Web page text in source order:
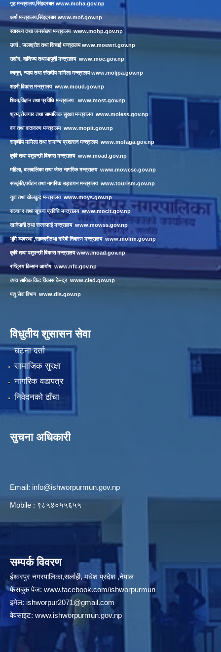
गृह मन्त्रालय,सिंहदरबारwww.moha.gov.np
अर्थ मन्त्रालय,सिंहदरबारwww.mof.gov.np
स्वास्थ्य तथा जनसंख्या मन्त्रालयwww.mohp.gov.np
उर्जा , जलश्रोत तथा सिचाई मन्त्रालयwww.moewri.gov.np
उद्योग, वाणिज्य तथाआपुर्ती मन्त्रालय www.moc.gov.np
कानून, न्याय तथा संसदीय मामिला मन्त्रालयwww.moljpa.gov.np
शहरी विकास मन्त्रालयwww.moud.gov.np
शिक्षा,विज्ञान तथा प्रविधि मन्त्रालय www.most.gov.np
श्रम,रोजगार तथा सामाजिक सुरक्षा मन्त्रालय www.moless.gov.np
वन तथा वातावरण मन्त्रालय www.mopit.gov.np
सङ्घीय मामिला तथा सामान्य प्रशासन मन्त्रालय www.mofaga.gov.np
कृषि तथा पशुपन्छी विकास मन्त्रालय www.moad.gov.np
महिला, बालबालिका तथा जेष्ठ नागरिक मन्त्रालय www.mowcsc.gov.np
सस्कृंति,पर्यटन तथा नागरिक उड्डयन मन्त्रालय www.tourism.gov.np
युवा तथा खेलकुद मन्त्रालय www.moys.gov.np
सञ्चा र तथा सूचना प्रविधि मन्त्रालय www.mocit.gov.np
खानेपानी तथा सरसफाई मन्त्रालय www.mowss.gov.np
भूमि व्यवस्था ,सहकारीतथा गरिबी निवारण मन्त्रालय www.molrm.gov.np
कृषि तथा पशुपन्छी विकास मन्त्रालयwww.moad.gov.np
राष्ट्रिय किसान आयोग www.nfc.gov.np
व्याव सायिक किट विकास केन्द्र www.cied.gov.np
पशु सेवा विभाग www.dls.gov.np
विधुतीय शुसासन सेवा
घटना दर्ता
सामाजिक सुरक्षा
नागरिक वडापत्र
निवेदनको ढाँचा
सुचना अधिकारी
Email: info@ishworpurmun.gov.np
Mobile : ९८५४०५५६५५
सम्पर्क विवरण
ईश्वरपुर नगरपालिका,सर्लाही, मधेश प्रदेश ,नेपाल
फेसबुक पेज: www.facebook.com/ishworpurmun
इमेल: ishworpur2071@gmail.com
वेवसाइट: www.ishworpurmun.gov.np